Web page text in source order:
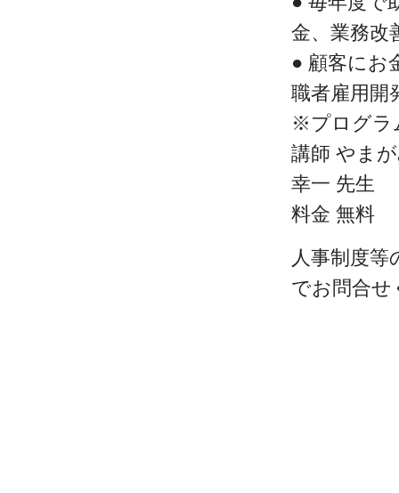
金、業務改
● 顧客にお
職者雇用開
※プログラ
講師 やま
幸一 先生
料金 無料
人事制度等
でお問合せ